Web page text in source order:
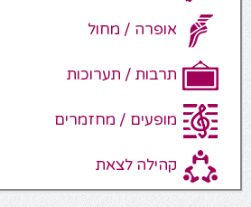
אופרה / מחול
תרבות / תערוכות
מופעים / מחזמרים
קהילה לצאת